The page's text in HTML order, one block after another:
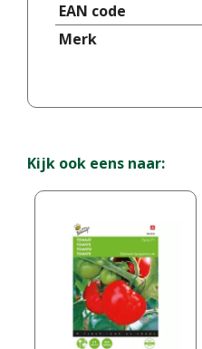
EAN code
Merk
Kijk ook eens naar: